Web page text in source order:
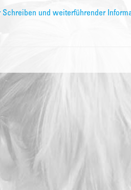
und weiterführender